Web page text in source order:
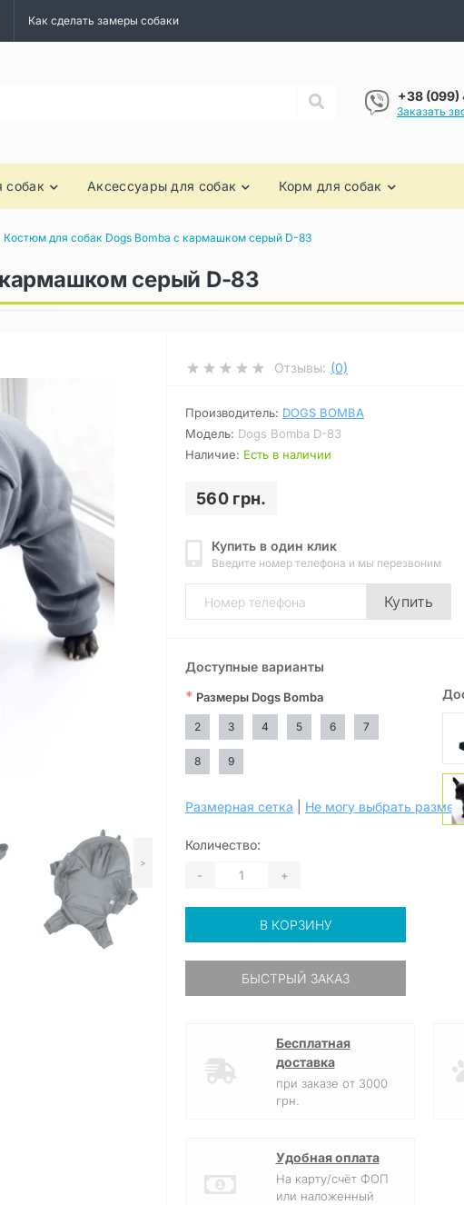
Как сделать замеры собаки
+38 (099)
Заказать
собак Аксессуары для собак Корм для собак
Костюм для собак Dogs Bomba с кармашком серый D-83
серый D-83
>
Отзывы: (0)
Производитель: DOGS BOMBA
Модель: Dogs Bomba D-83
Наличие: Есть в наличии
560 грн.
Купить в один клик
Введите номер телефона и мы перезвоним
Купить
Доступные варианты
* Размеры Dogs Bomba
2 3 4 5 6 7
8 9
Размерная сетка Не могу выбрать размер
Количество:
- +
В КОРЗИНУ
БЫСТРЫЙ ЗАКАЗ
Бесплатная
доставка
при заказе от 3000
грн.
Удобная оплата
На карту/счёт ФОП
или наложенный